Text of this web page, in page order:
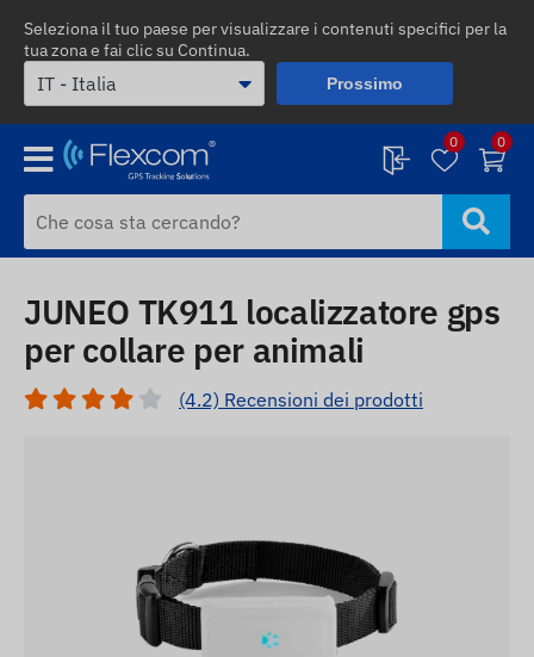
Seleziona il tuo paese per visualizzare i contenuti specifici per la
tua zona e fai clic su Continua.
Prossimo
0 0
JUNEO TK911 localizzatore gps
per collare per animali
(4.2) Recensioni dei prodotti